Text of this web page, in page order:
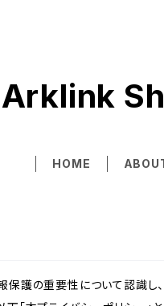
Arklink
HOME
保護の重要性について認識し